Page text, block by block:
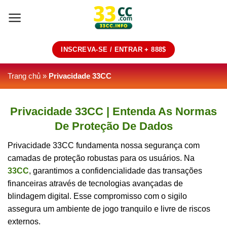
INSCREVA-SE / ENTRAR + 888$
Trang chủ » Privacidade 33CC
Privacidade 33CC | Entenda As Normas
De Proteção De Dados
Privacidade 33CC fundamenta nossa segurança com
camadas de proteção robustas para os usuários. Na
33CC, garantimos a confidencialidade das transações
financeiras através de tecnologias avançadas de
blindagem digital. Esse compromisso com o sigilo
assegura um ambiente de jogo tranquilo e livre de riscos
externos.